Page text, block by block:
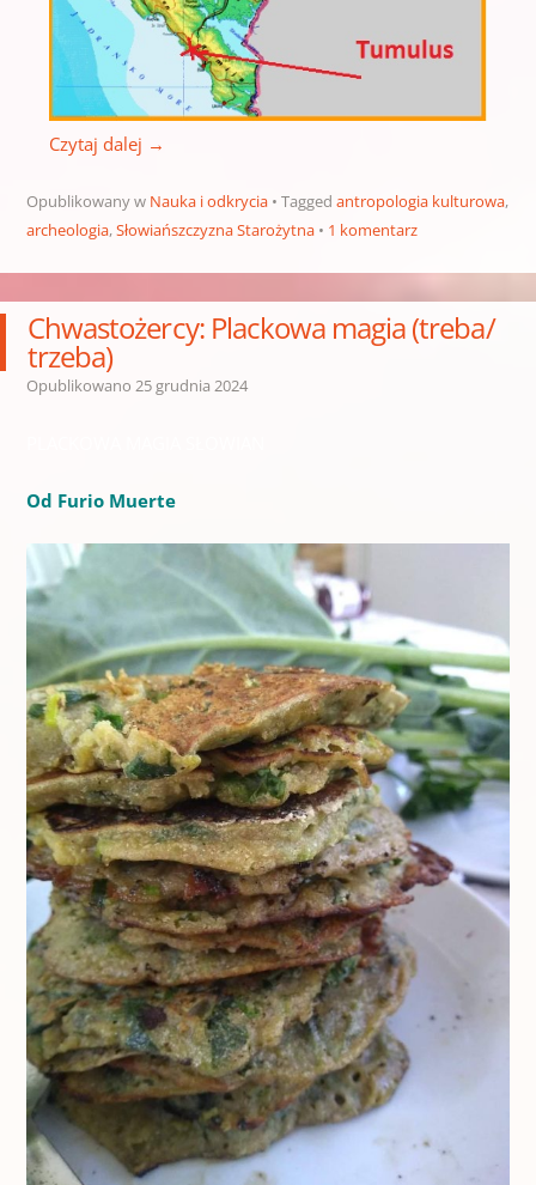
Czytaj dalej →
Opublikowany w Nauka i odkrycia Tagged antropologia kulturowa,
archeologia,Słowiańszczyzna Starożytna 1 komentarz
Chwastożercy: Plackowa magia (treba/
trzeba)
Opublikowano 25 grudnia 2024
Od Furio Muerte